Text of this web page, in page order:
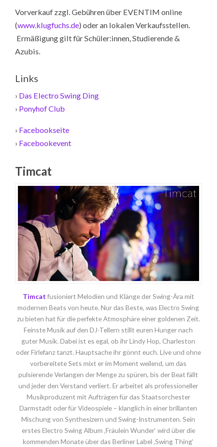
Vorverkauf zzgl. Gebühren über EVENTIM online
(www.klugfuchs.de) oder an lokalen Verkaufsstellen.
Ermäßigung gilt für Schüler:innen, Studierende &
Azubis.
Links
› Das Electro Swing Ding
› Ponyhof Club
› Facebookseite
› Facebookevent
Timcat
Timcatfusioniert Melodien und Klänge der Swing-Ära mit
modernen Beats von heute. Nur das Beste, was Electro Swing
zu bieten hat für die perfekte Atmosphäre einer goldenen Zeit.
Feinste Musik auf den DJ-Tellern stillt euren Hunger nach
guter Musik. Dabei ist es egal, ob ihr Lindy Hop, Charleston
oder Firlefanz tanzt. Hauptsache ihr gönnt euch. Live und ohne
vorbereitete Sets mixt er im Moment weilend, um das
pulsierende Verlangen der Menge zu spüren, bis der Beat fällt
und jeder den Verstand verliert. Er arbeitet als professioneller
Musikproduzent mit Aufträgen für das Staatsorchester
Darmstadt oder für Videospiele – klanglich in einer brillanten
Mischung von Synthesizern und Swing-Instrumenten. Sein
erstes Electro Swing Album ‚Fräulein Wunder‘ wird über die
kommenden Monate über das Berliner Label ‚Swing Thing‘